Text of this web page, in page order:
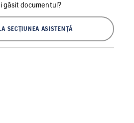
găsit documentul?
SECȚIUNEA ASISTENȚĂ